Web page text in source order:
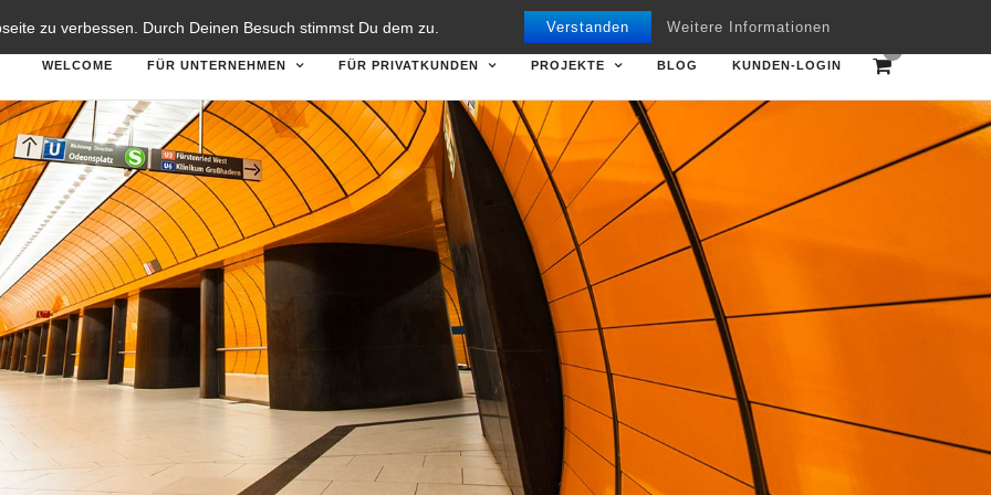
zu verbessen. Durch Deinen Besuch stimmst Du dem zu. Verstanden Weitere Informationen
WELCOME FÜR UNTERNEHMEN FÜR PRIVATKUNDEN PROJEKTE BLOG KUNDEN-LOGIN